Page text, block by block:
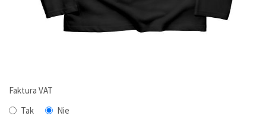
Faktura VAT
Tak
Nie